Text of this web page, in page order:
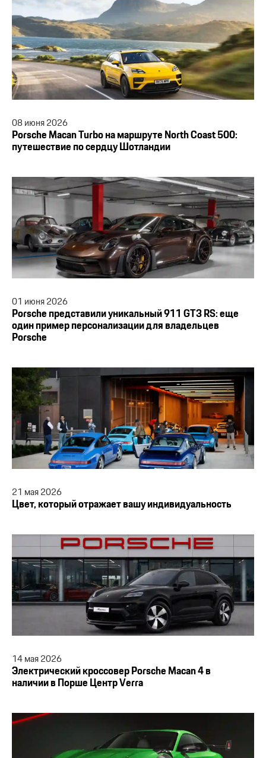
08июня2026
Porsche Macan Turbo на маршруте North Coast 500:
путешествие по сердцу Шотландии
01 июня2026
Porsche представили уникальный 911 GT3 RS: еще
один пример персонализации для владельцев
Porsche
21 мая2026
Цвет, который отражает вашу индивидуальность
14мая2026
Элeктpический кpоссовeр Pоrsсhe Mасan 4 в
нaличии в Пopшe Цeнтр Vеrrа